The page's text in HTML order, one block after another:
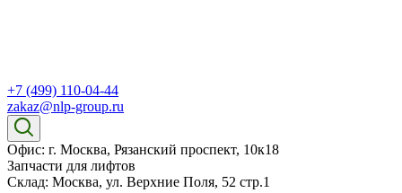
+7 (499) 110-04-44
zakaz@nlp-group.ru
Офис: г. Москва, Рязанский проспект, 10к18
Запчасти для лифтов
Склад: Москва, ул. Верхние Поля, 52 стр.1